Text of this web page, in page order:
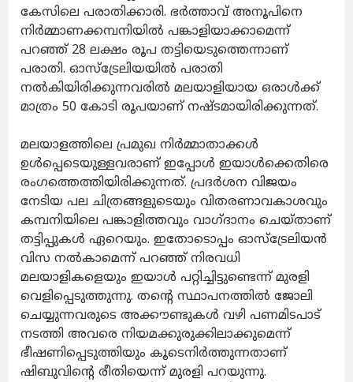
കേസിലെ പരാതിക്കാരി. ഭര്‍ത്താവ് അനൂപിനെ
നിര്‍മ്മാണക്കമ്പനിയില്‍ പങ്കാളിയാക്കാമെന്ന്
പറഞ്ഞ് 28 ലക്ഷം രൂപ തട്ടിയെടുത്തെന്നാണ്
പരാതി. ഓസ്‌ട്രേലിയയില്‍ പരാതി
നല്‍കിയിരിക്കുന്നവരില്‍ മലയാളിയായ ഒരാള്‍ക്ക്
മാത്രം 50 കോടി രൂപയാണ് നഷ്ടമായിരിക്കുന്നത്.
മലയാളത്തിലെ പ്രമുഖ നിര്‍മ്മാതാക്കള്‍
ഉള്‍പ്പെടെയുള്ളവരാണ് ഇപ്പോള്‍ ഇയാള്‍ക്കെതിരെ
രംഗത്തെത്തിയിരിക്കുന്നത്. പ്രദര്‍ശന വിജയം
നേടിയ പല ചിത്രങ്ങളുടെയും വിതരണാവകാശവും
കമ്പനിയിലെ പങ്കാളിത്തവും വാഗ്ദാനം ചെയ്താണ്
തട്ടിപ്പുകള്‍ ഏറെയും. ഇതോടൊപ്പം ഓസ്‌ട്രേലിയന്‍
വിസ നല്‍കാമെന്ന് പറഞ്ഞ് നിരവധി
മലയാളികളെയും ഇയാള്‍ പറ്റിച്ചിട്ടുണ്ടെന്ന് മുരളി
വെളിപ്പെടുത്തുന്നു. തന്റെ സ്ഥാപനത്തില്‍ ജോലി
ചെയ്യുന്നവരുടെ അക്കൗണ്ടുകള്‍ വഴി പണമിടപാട്
നടത്തി അവരെ നിയമക്കുരുക്കിലാക്കുമെന്ന്
ഭീഷണിപ്പെടുത്തിയും കൂടെനിര്‍ത്തുന്നതാണ്
ഷിബുവിന്റെ രീതിയെന്ന് മുരളി പറയുന്നു.